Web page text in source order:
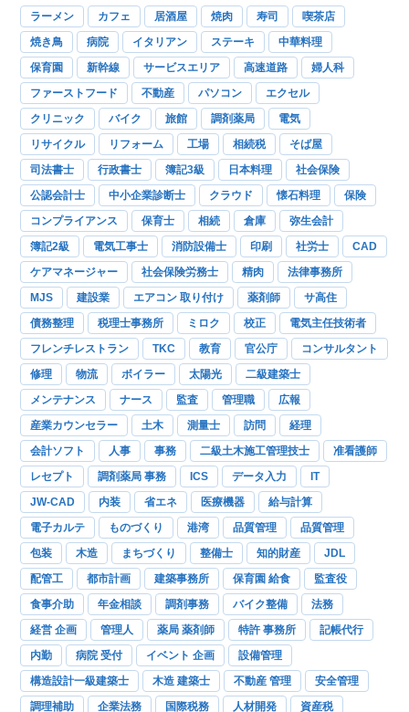
ラーメン カフェ 居酒屋 焼肉 寿司
喫茶店
焼き鳥
病院 イタリアン ステーキ
中華料理
保育園
新幹線 サービスエリア 高速道路
婦人科
ファーストフード
不動産 パソコン
エクセル
クリニック
バイク 旅館 調剤薬局
電気
リサイクル
リフォーム 工場 相続税
そば屋
司法書士
行政書士 簿記3級 日本料理
社会保険
公認会計士
中小企業診断士 クラウド 懐石料理
保険
コンプライアンス
保育士 相続 倉庫
弥生会計
簿記2級
電気工事士 消防設備士 印刷 社労士
CAD
ケアマネージャー
社会保険労務士 精肉
法律事務所
MJS
建設業 エアコン 取り付け 薬剤師
サ高住
債務整理
税理士事務所 ミロク 校正
電気主任技術者
フレンチレストラン
TKC 教育 官公庁
コンサルタント
修理
物流 ボイラー 太陽光
二級建築士
メンテナンス
ナース 監査 管理職
広報
産業カウンセラー
土木 測量士 訪問
経理
会計ソフト
人事 事務 二級土木施工管理技士
准看護師
レセプト
調剤薬局 事務 ICS データ入力
IT
JW-CAD
内装 省エネ 医療機器
給与計算
電子カルテ
ものづくり 港湾 品質管理
品質管理
包装
木造 まちづくり 整備士 知的財産
JDL
配管工
都市計画 建築事務所 保育園 給食
監査役
食事介助
年金相談 調剤事務 バイク整備
法務
経営 企画
管理人 薬局 薬剤師 特許 事務所
記帳代行
内勤
病院 受付 イベント 企画
設備管理
構造設計一級建築士
木造 建築士 不動産 管理
安全管理
調理補助
企業法務 国際税務 人材開発
資産税